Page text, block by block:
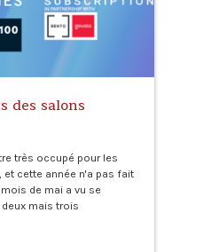
des salons
très occupé pour les
cette année n'a pas fait
de mai a vu se
mais trois